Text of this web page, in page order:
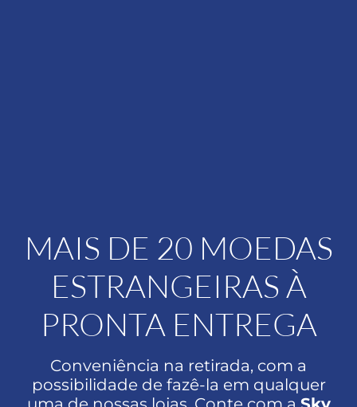
MAIS DE 20 MOEDAS
ESTRANGEIRAS À
PRONTA ENTREGA
Conveniência na retirada, com a
possibilidade de fazê-la em qualquer